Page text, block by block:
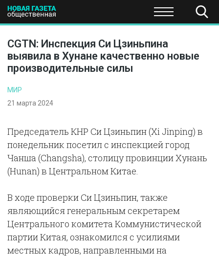
ПОЛИТИКА ЭКОНОМИКА НАУКА И
CGTN: Инспекция Си Цзиньпина
выявила в Хунане качественно новые
производительные силы
МИР
21 марта 2024
Председатель КНР Си Цзиньпин (Xi Jinping) в
понедельник посетил с инспекцией город
Чанша (Changsha), столицу провинции Хунань
(Hunan) в Центральном Китае.
В ходе проверки Си Цзиньпин, также
являющийся генеральным секретарем
Центрального комитета Коммунистической
партии Китая, ознакомился с усилиями
местных кадров, направленными на